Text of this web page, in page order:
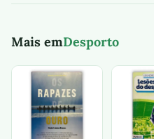
Mais emDesporto